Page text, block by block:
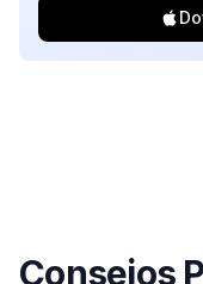
Consejos